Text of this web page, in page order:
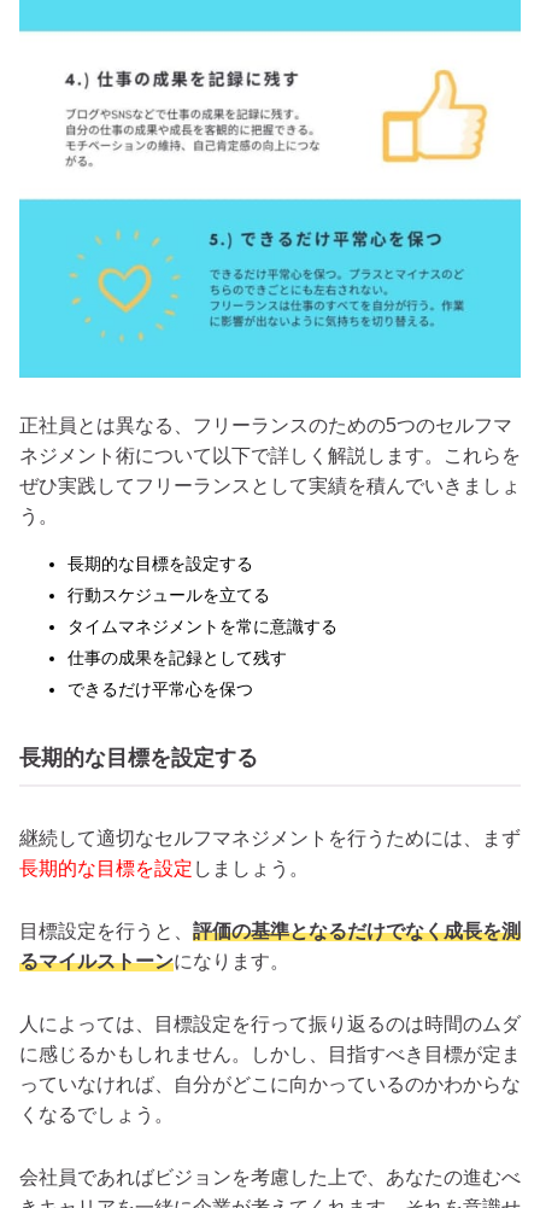
正社員とは異なる、フリーランスのための5つのセルフマ
ネジメント術について以下で詳しく解説します。これらを
ぜひ実践してフリーランスとして実績を積んでいきましょ
う。
長期的な目標を設定する
行動スケジュールを立てる
タイムマネジメントを常に意識する
仕事の成果を記録として残す
できるだけ平常心を保つ
長期的な目標を設定する
継続して適切なセルフマネジメントを行うためには、まず
長期的な目標を設定 しましょう。
目標設定を行うと、 評価の基準となるだけでなく成長を測
るマイルストーンになります。
人によっては、目標設定を行って振り返るのは時間のムダ
に感じるかもしれません。しかし、目指すべき目標が定ま
っていなければ、自分がどこに向かっているのかわからな
くなるでしょう。
会社員であればビジョンを考慮した上で、あなたの進むべ